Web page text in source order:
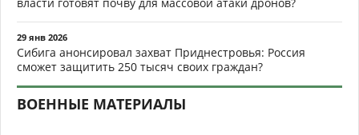
29 янв 2026
Сибига анонсировал захват Приднестровья: Россия
сможет защитить 250 тысяч своих граждан?
ВОЕННЫЕ МАТЕРИАЛЫ